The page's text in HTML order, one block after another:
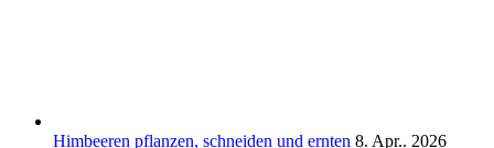
Himbeeren pflanzen, schneiden und ernten 8. Apr.. 2026